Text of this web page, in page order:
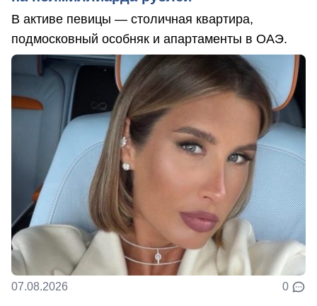
В активе певицы — столичная квартира,
подмосковный особняк и апартаменты в ОАЭ.
07.08.2026 0